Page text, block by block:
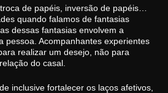
de papéis, inversão de papéis…
quando falamos de fantasias
dessas fantasias envolvem a
pessoa. Acompanhantes experientes
realizar um desejo, não para
do casal.
inclusive fortalecer os laços afetivos,